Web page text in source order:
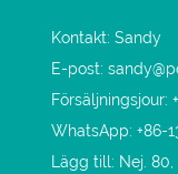
Kontakt: Sandy
E-post:
Försäljningsjour:
WhatsApp: +86-
Lägg till: Nej.